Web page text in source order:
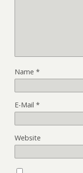
Name *
E-Mail *
Website